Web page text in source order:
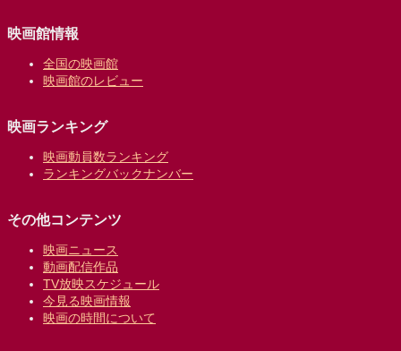
映画館情報
全国の映画館
映画館のレビュー
映画ランキング
映画動員数ランキング
ランキングバックナンバー
その他コンテンツ
映画ニュース
動画配信作品
TV放映スケジュール
今見る映画情報
映画の時間について